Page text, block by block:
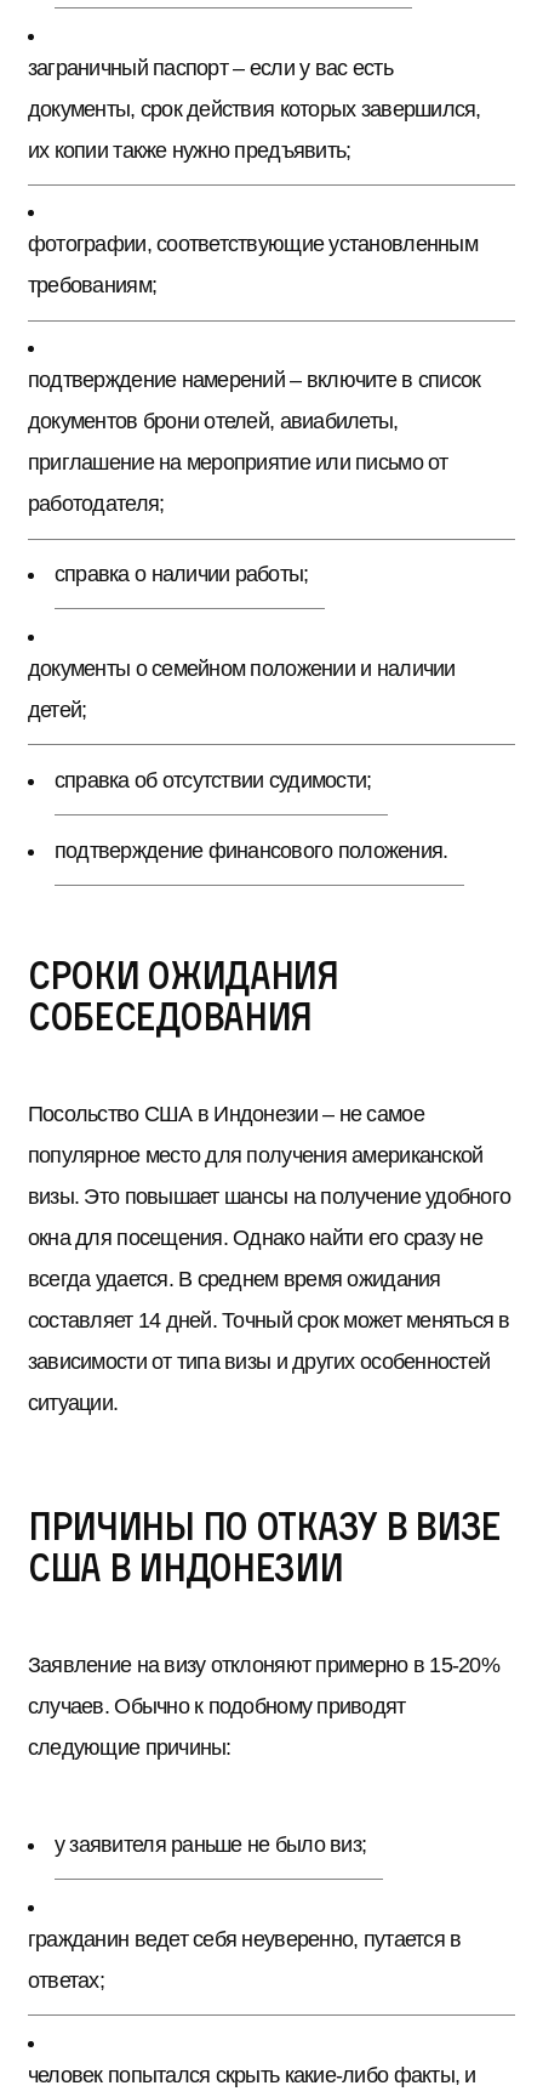
заграничный паспорт – если у вас есть
документы, срок действия которых завершился,
их копии также нужно предъявить;
фотографии, соответствующие установленным
требованиям;
подтверждение намерений – включите в список
документов брони отелей, авиабилеты,
приглашение на мероприятие или письмо от
работодателя;
справка о наличии работы;
документы о семейном положении и наличии
детей;
справка об отсутствии судимости;
подтверждение финансового положения.
Сроки ожидания
собеседования
Посольство США в Индонезии – не самое
популярное место для получения американской
визы. Это повышает шансы на получение удобного
окна для посещения. Однако найти его сразу не
всегда удается. В среднем время ожидания
составляет 14 дней. Точный срок может меняться в
зависимости от типа визы и других особенностей
ситуации.
Причины по отказу в визе
США в Индонезии
Заявление на визу отклоняют примерно в 15-20%
случаев. Обычно к подобному приводят
следующие причины:
у заявителя раньше не было виз;
гражданин ведет себя неуверенно, путается в
ответах;
человек попытался скрыть какие-либо факты, и